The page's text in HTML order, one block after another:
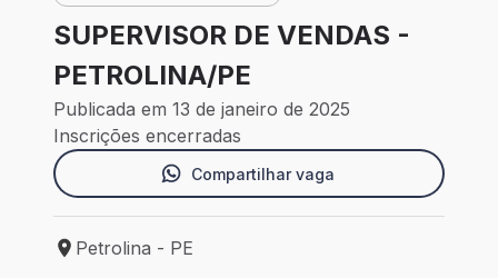
SUPERVISOR DE VENDAS -
PETROLINA/PE
Publicada em 13 de janeiro de 2025
Inscrições encerradas
Compartilhar vaga
Local de trabalho: Petrolina - PE
Petrolina - PE